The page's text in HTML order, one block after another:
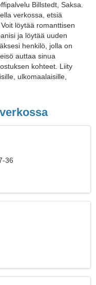
Billstedt, Saksa.
verkossa, etsiä
löytää romanttisen
ja löytää uuden
henkilö, jolla on
auttaa sinua
kohteet. Liity
ulkomaalaisille,
36